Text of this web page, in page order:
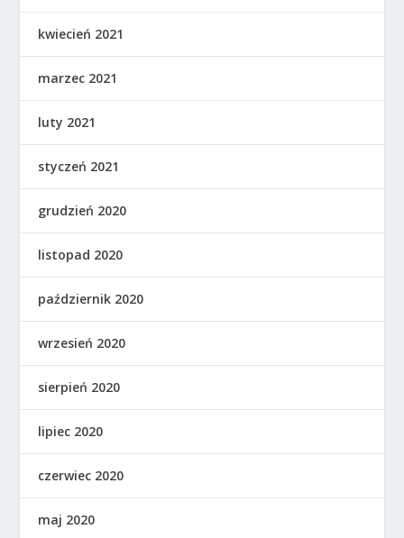
kwiecień 2021
marzec 2021
luty 2021
styczeń 2021
grudzień 2020
listopad 2020
październik 2020
wrzesień 2020
sierpień 2020
lipiec 2020
czerwiec 2020
maj 2020